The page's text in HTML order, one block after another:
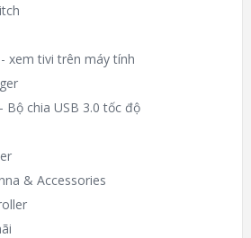
xem tivi trên máy tính
Bộ chia USB 3.0 tốc độ
& Accessories